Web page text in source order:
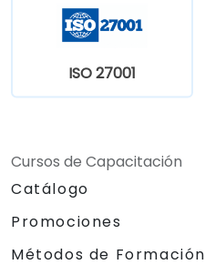
ISO 27001
Cursos de Capacitación
Catálogo
Promociones
Métodos de Formación